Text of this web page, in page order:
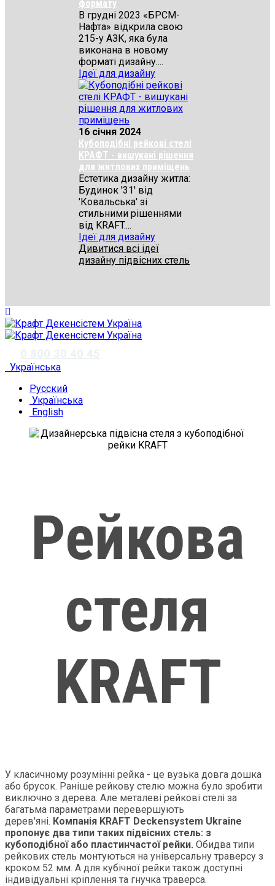
формату
В грудні 2023 «БРСМ-
Нафта» відкрила свою
215-у АЗК, яка була
виконана в новому
форматі дизайну....
Ідеї для дизайну
16 січня 2024
Кубоподібні рейкові стелі
КРАФТ - вишукані рішення
для житлових приміщень
Естетика дизайну житла:
Будинок '31' від
'Ковальська' зі
стильними рішеннями
від KRAFT....
Ідеї для дизайну
Дивитися всі ідеї
дизайну підвісних стель
Українська
Русский
Українська
English
Рейкова
стеля
KRAFT
У класичному розумінні рейка - це вузька довга дошка
або брусок. Раніше рейкову стелю можна було зробити
виключно з дерева. Але металеві рейкові стелі за
багатьма параметрами перевершують
дерев'яні. Компанія KRAFT Deckensystem Ukraine
пропонує два типи таких підвісних стель: з
кубоподібної або пластинчастої рейки. Обидва типи
рейкових стель монтуються на універсальну траверсу з
кроком 52 мм. А для кубічної рейки також доступні
індивідуальні кріплення та гнучка траверса.